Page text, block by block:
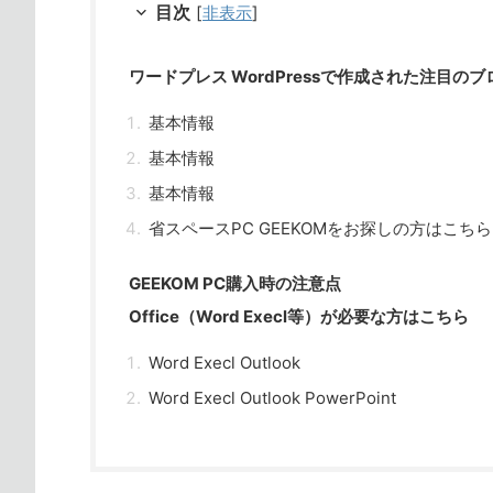
目次 [非表示]
ワードプレス WordPressで作成された注目のブ
基本情報
基本情報
基本情報
省スペースPC GEEKOMをお探しの方はこちら
GEEKOM PC購入時の注意点
Office（Word Execl等）が必要な方はこちら
Word Execl Outlook
Word Execl Outlook PowerPoint